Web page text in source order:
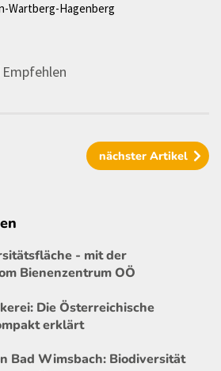
Wartberg-Hagenberg
Empfehlen
nächster Artikel
- mit der
Bienenzentrum OÖ
Die Österreichische
erklärt
Bad Wimsbach: Biodiversität